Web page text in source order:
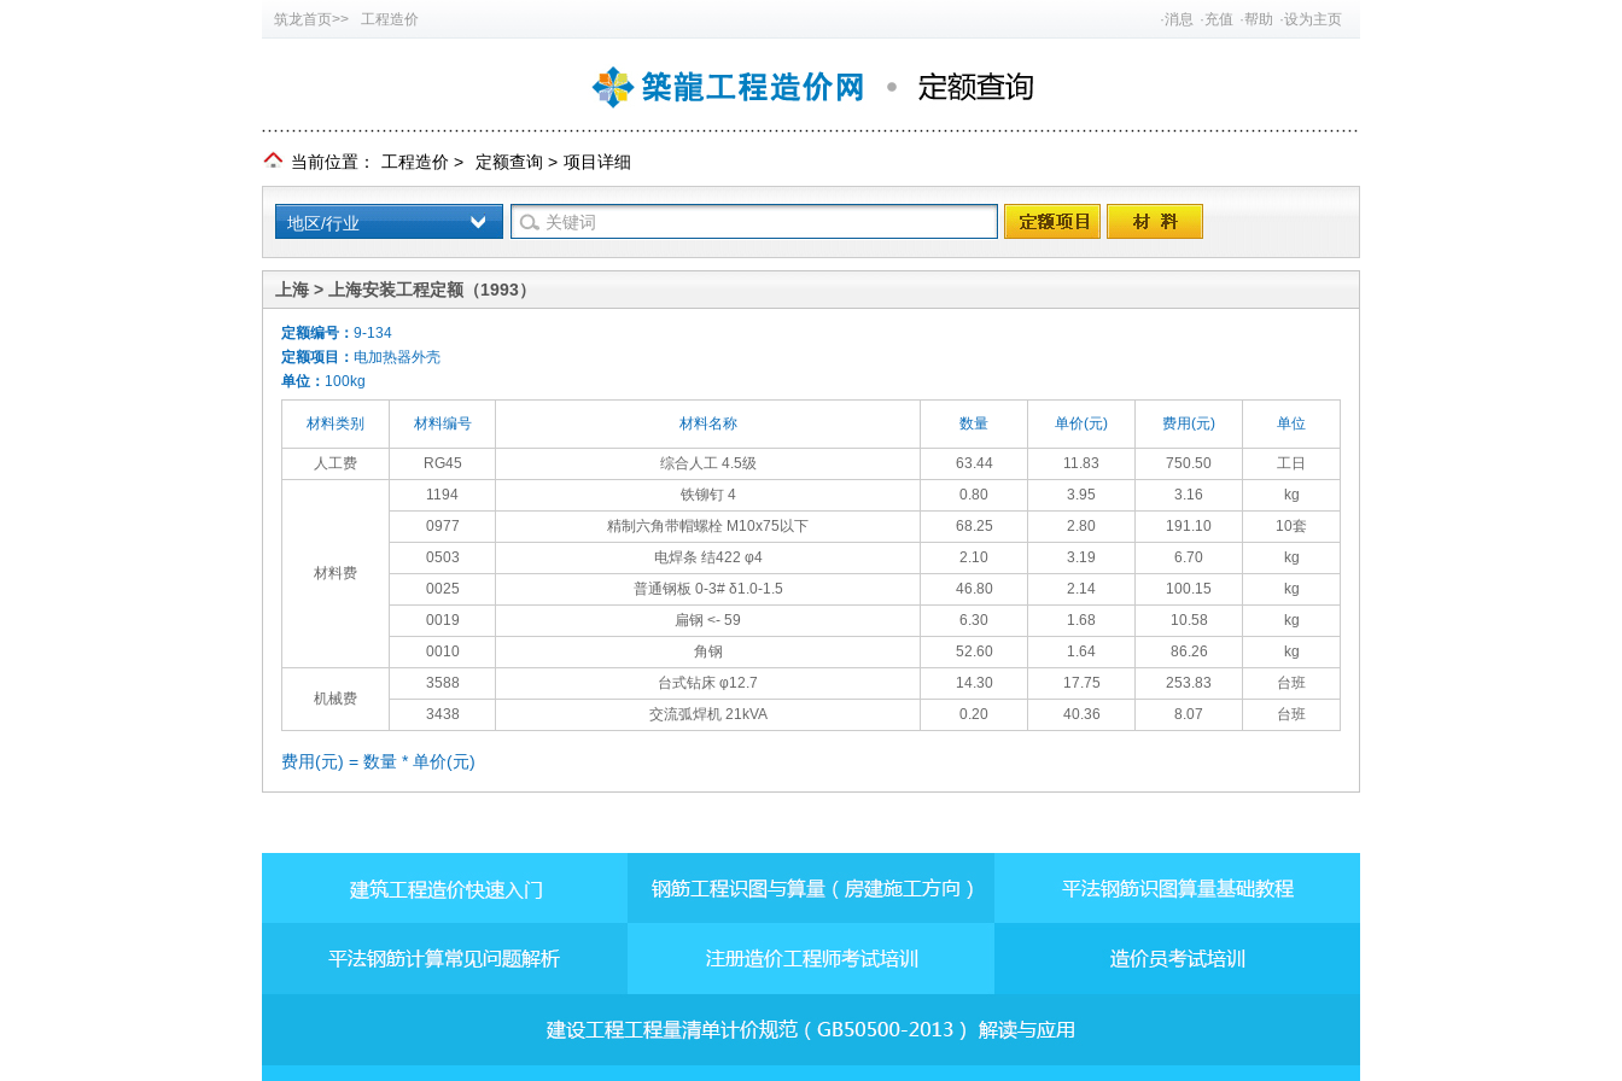
筑龙首页>> 工程造价 ·消息 ·充值 ·帮助 ·设为主页
当前位置： 工程造价 > 定额查询 > 项目详细
地区/行业
上海 > 上海安装工程定额（1993）
定额编号： 9-134
定额项目： 电加热器外壳
单位： 100kg
材料类别 材料编号 材料名称 数量 单价(元) 费用(元) 单位
人工费 RG45 综合人工 4.5级 63.44 11.83 750.50 工日
材料费
1194 铁铆钉 4 0.80 3.95 3.16
kg
0977
精制六角带帽螺栓 M10x75以下 68.25 2.80 191.10
10套
0503
电焊条 结422 φ4 2.10 3.19 6.70
kg
0025
普通钢板 0-3# δ1.0-1.5 46.80 2.14 100.15
kg
0019
扁钢 <- 59 6.30 1.68 10.58
kg
0010
角钢 52.60 1.64 86.26 kg
机械费
3588 台式钻床 φ12.7 14.30 17.75 253.83
台班
3438
交流弧焊机 21kVA 0.20 40.36 8.07 台班
费用(元) = 数量 * 单价(元)